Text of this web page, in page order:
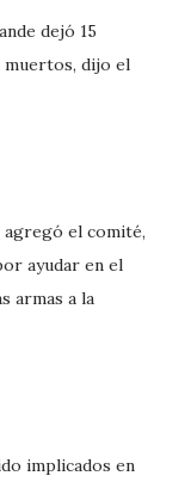
dejó 15
muertos, dijo el
agregó el comité,
ayudar en el
armas a la
implicados en